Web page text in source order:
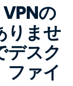
の
りませ
スク
ファイ